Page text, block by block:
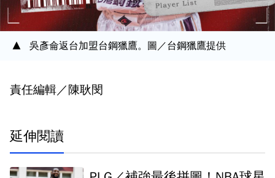
吳彥侖返台加盟台鋼獵鷹。圖／台鋼獵鷹提供
責任編輯／陳耿閔
延伸閱讀